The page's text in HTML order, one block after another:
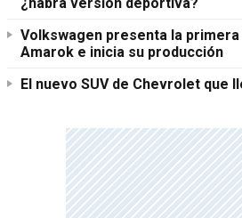
Volkswagen presenta la primera
Amarok e inicia su producción
El nuevo SUV de Chevrolet que